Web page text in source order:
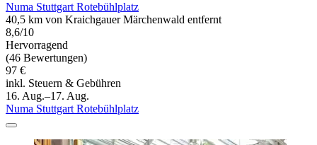
Numa Stuttgart Rotebühlplatz
40,5 km von Kraichgauer Märchenwald entfernt
8,6/10
Hervorragend
(46 Bewertungen)
97 €
inkl. Steuern & Gebühren
16. Aug.–17. Aug.
Numa Stuttgart Rotebühlplatz